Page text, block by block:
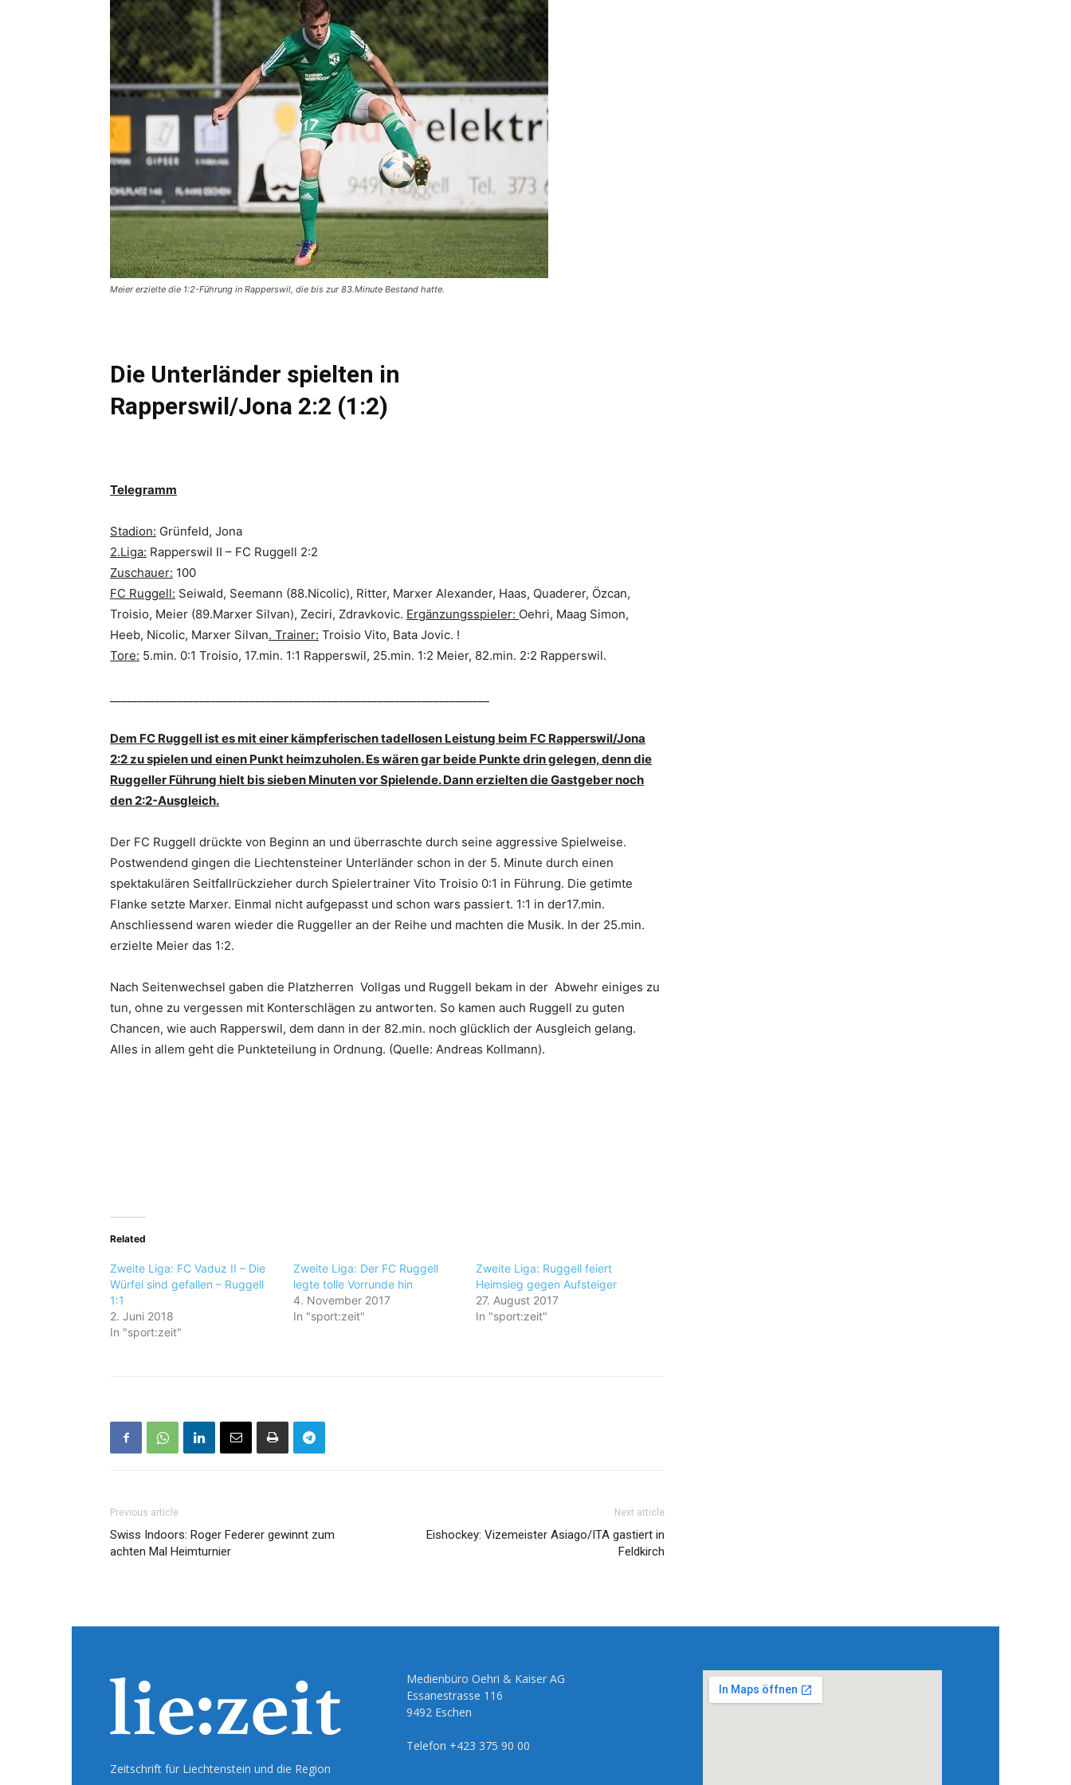
Meier erzielte die 1:2-Führung in Rapperswil, die bis zur 83.Minute Bestand hatte.
Die Unterländer spielten in
Rapperswil/Jona 2:2 (1:2)
Telegramm
Stadion: Grünfeld, Jona
2.Liga: Rapperswil II – FC Ruggell 2:2
Zuschauer: 100
FC Ruggell: Seiwald, Seemann (88.Nicolic), Ritter, Marxer Alexander, Haas, Quaderer, Özcan,
Troisio, Meier (89.Marxer Silvan), Zeciri, Zdravkovic. Ergänzungsspieler: Oehri, Maag Simon,
Heeb, Nicolic, Marxer Silvan. Trainer: Troisio Vito, Bata Jovic. !
Tore: 5.min. 0:1 Troisio, 17.min. 1:1 Rapperswil, 25.min. 1:2 Meier, 82.min. 2:2 Rapperswil.
Dem FC Ruggell ist es mit einer kämpferischen tadellosen Leistung beim FC Rapperswil/Jona
2:2 zu spielen und einen Punkt heimzuholen. Es wären gar beide Punkte drin gelegen, denn die
Ruggeller Führung hielt bis sieben Minuten vor Spielende. Dann erzielten die Gastgeber noch
den 2:2-Ausgleich.
Der FC Ruggell drückte von Beginn an und überraschte durch seine aggressive Spielweise.
Postwendend gingen die Liechtensteiner Unterländer schon in der 5. Minute durch einen
spektakulären Seitfallrückzieher durch Spielertrainer Vito Troisio 0:1 in Führung. Die getimte
Flanke setzte Marxer. Einmal nicht aufgepasst und schon wars passiert. 1:1 in der17.min.
Anschliessend waren wieder die Ruggeller an der Reihe und machten die Musik. In der 25.min.
erzielte Meier das 1:2.
Nach Seitenwechsel gaben die Platzherren Vollgas und Ruggell bekam in der Abwehr einiges zu
tun, ohne zu vergessen mit Konterschlägen zu antworten. So kamen auch Ruggell zu guten
Chancen, wie auch Rapperswil, dem dann in der 82.min. noch glücklich der Ausgleich gelang.
Alles in allem geht die Punkteteilung in Ordnung. (Quelle: Andreas Kollmann).
Related
Zweite Liga: FC Vaduz II – Die
Würfel sind gefallen – Ruggell
1:1
2. Juni 2018
In "sport:zeit"
Zweite Liga: Der FC Ruggell
legte tolle Vorrunde hin
4. November 2017
In "sport:zeit"
Zweite Liga: Ruggell feiert
Heimsieg gegen Aufsteiger
27. August 2017
In "sport:zeit"
Previous article
Swiss Indoors: Roger Federer gewinnt zum
achten Mal Heimturnier
Next article
Eishockey: Vizemeister Asiago/ITA gastiert in
Feldkirch
Zeitschrift für Liechtenstein und die Region
Medienbüro Oehri & Kaiser AG
Essanestrasse 116
9492 Eschen
Telefon +423 375 90 00